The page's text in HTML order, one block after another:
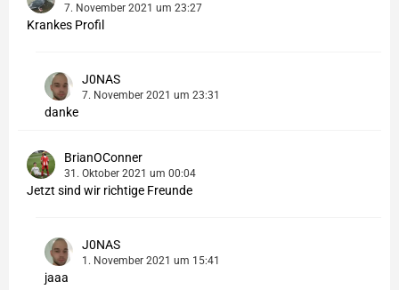
7. November 2021 um 23:27
Krankes Profil
J0NAS
7. November 2021 um 23:31
danke
BrianOConner
31. Oktober 2021 um 00:04
Jetzt sind wir richtige Freunde
J0NAS
1. November 2021 um 15:41
jaaa